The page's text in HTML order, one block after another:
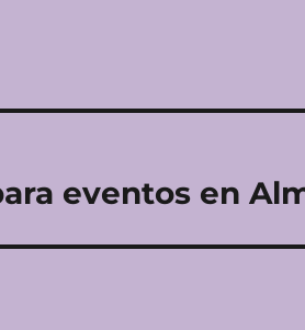
eventos en